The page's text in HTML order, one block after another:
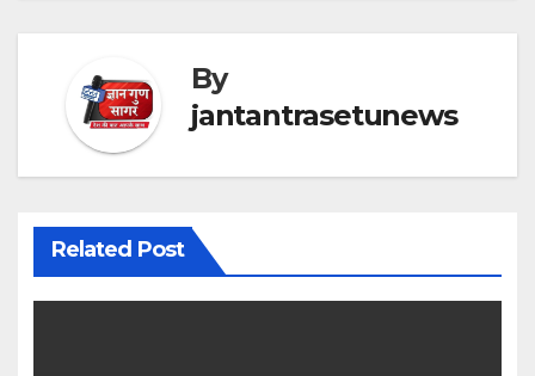
By
jantantrasetunews
Related Post